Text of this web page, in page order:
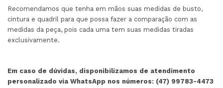
Recomendamos que tenha em mãos suas medidas de busto,
cintura e quadril para que possa fazer a comparação com as
medidas da peça, pois cada uma tem suas medidas tiradas
exclusivamente.
Em caso de dúvidas, disponibilizamos de atendimento
personalizado via WhatsApp nos números: (47) 99783-4473